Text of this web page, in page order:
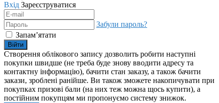
Вхід Зареєструватися
Забули пароль?
Запам’ятати
Війти
Створення облікового запису дозволить робити наступні
покупки швидше (не треба буде знову вводити адресу та
контактну інформацію), бачити стан заказу, а також бачити
закази, зроблені ранійше. Ви також зможете накопичувати при
покупках призові бали (на них теж можна щось купити), а
постійним покупцям ми пропонуємо систему знижок.